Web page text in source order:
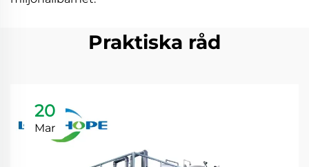
Praktiska råd
20
Mar